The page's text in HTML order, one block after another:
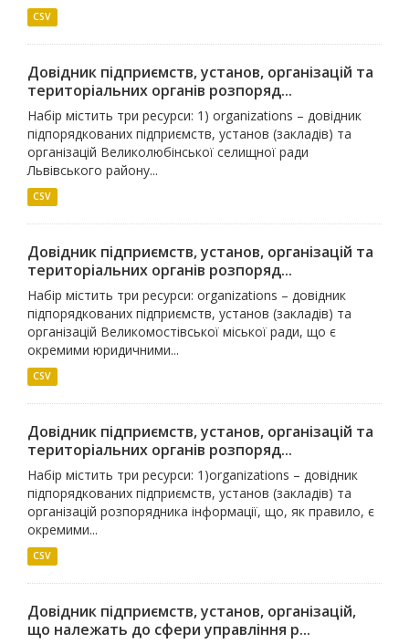
CSV
Довідник підприємств, установ, організацій та
територіальних органів розпоряд...
Набір містить три ресурси: 1) organizations – довідник
підпорядкованих підприємств, установ (закладів) та
організацій Великолюбінської селищної ради
Львівського району...
CSV
Довідник підприємств, установ, організацій та
територіальних органів розпоряд...
Набір містить три ресурси: organizations – довідник
підпорядкованих підприємств, установ (закладів) та
організацій Великомостівської міської ради, що є
окремими юридичними...
CSV
Довідник підприємств, установ, організацій та
територіальних органів розпоряд...
Набір містить три ресурси: 1)organizations – довідник
підпорядкованих підприємств, установ (закладів) та
організацій розпорядника інформації, що, як правило, є
окремими...
CSV
Довідник підприємств, установ, організацій,
що належать до сфери управління р...